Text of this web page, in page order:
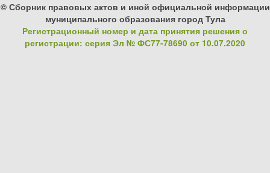
© Сборник правовых актов и иной официальной информации
муниципального образования город Тула
Регистрационный номер и дата принятия решения о
регистрации: серия Эл № ФС77-78690 от 10.07.2020